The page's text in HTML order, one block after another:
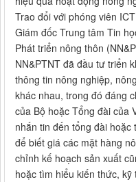
Trao đổi với phóng viên
Giám đốc Trung tâm Tin
Phát triển nông thôn
NN&PTNT đã đầu tư triển
thông tin nông nghiệp,
khác nhau, trong đó đáng
của Bộ hoặc Tổng đài của
nhắn tin đến tổng đài
để biết giá các mặt hàng
chỉnh kế hoạch sản xuất
hoặc tìm hiểu kiến thức,